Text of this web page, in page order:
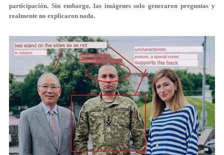
participación. Sin embargo, las imágenes solo generaron preguntas y
realmente no explicaron nada.